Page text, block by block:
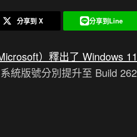
分享到 X 分享到Line
）釋出了 Windows
統版號分別提升至 Build